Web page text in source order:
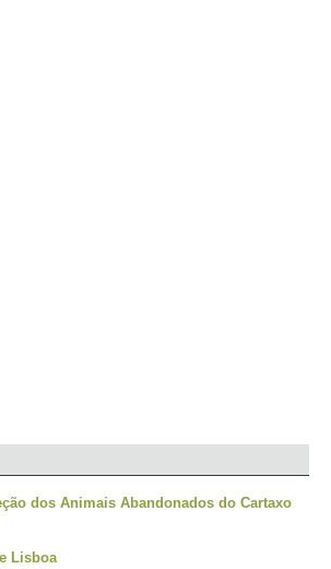
dos Animais Abandonados do Cartaxo
Lisboa